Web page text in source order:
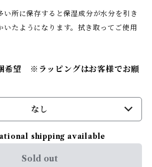
い所に保存すると保湿成分が水分を引き
いたようになります。拭き取ってご使用
希望 ※ラッピングはお客様でお願
なし
shipping available
Sold out